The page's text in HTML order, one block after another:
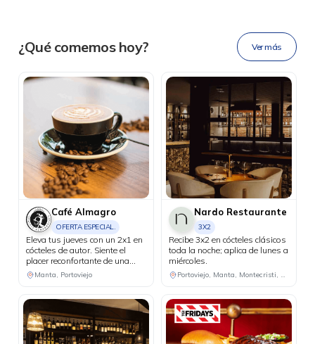
Ahora tus blu benefits
en una
sola app.
¿Qué comemos hoy? Ver más
Café Almagro
OFERTA ESPECIAL.
Eleva tus jueves con un 2x1 en
cócteles de autor. Siente el
placer reconfortante de una
bebida caliente de cortesía al
realizar compras iguales o
tarjetas Diners Club.
Manta, Portoviejo
Nardo Restaurante
3X2
Recibe 3x2 en cócteles clásicos
toda la noche; aplica de lunes a
miércoles.
Portoviejo, Manta, Montecristi, Chone